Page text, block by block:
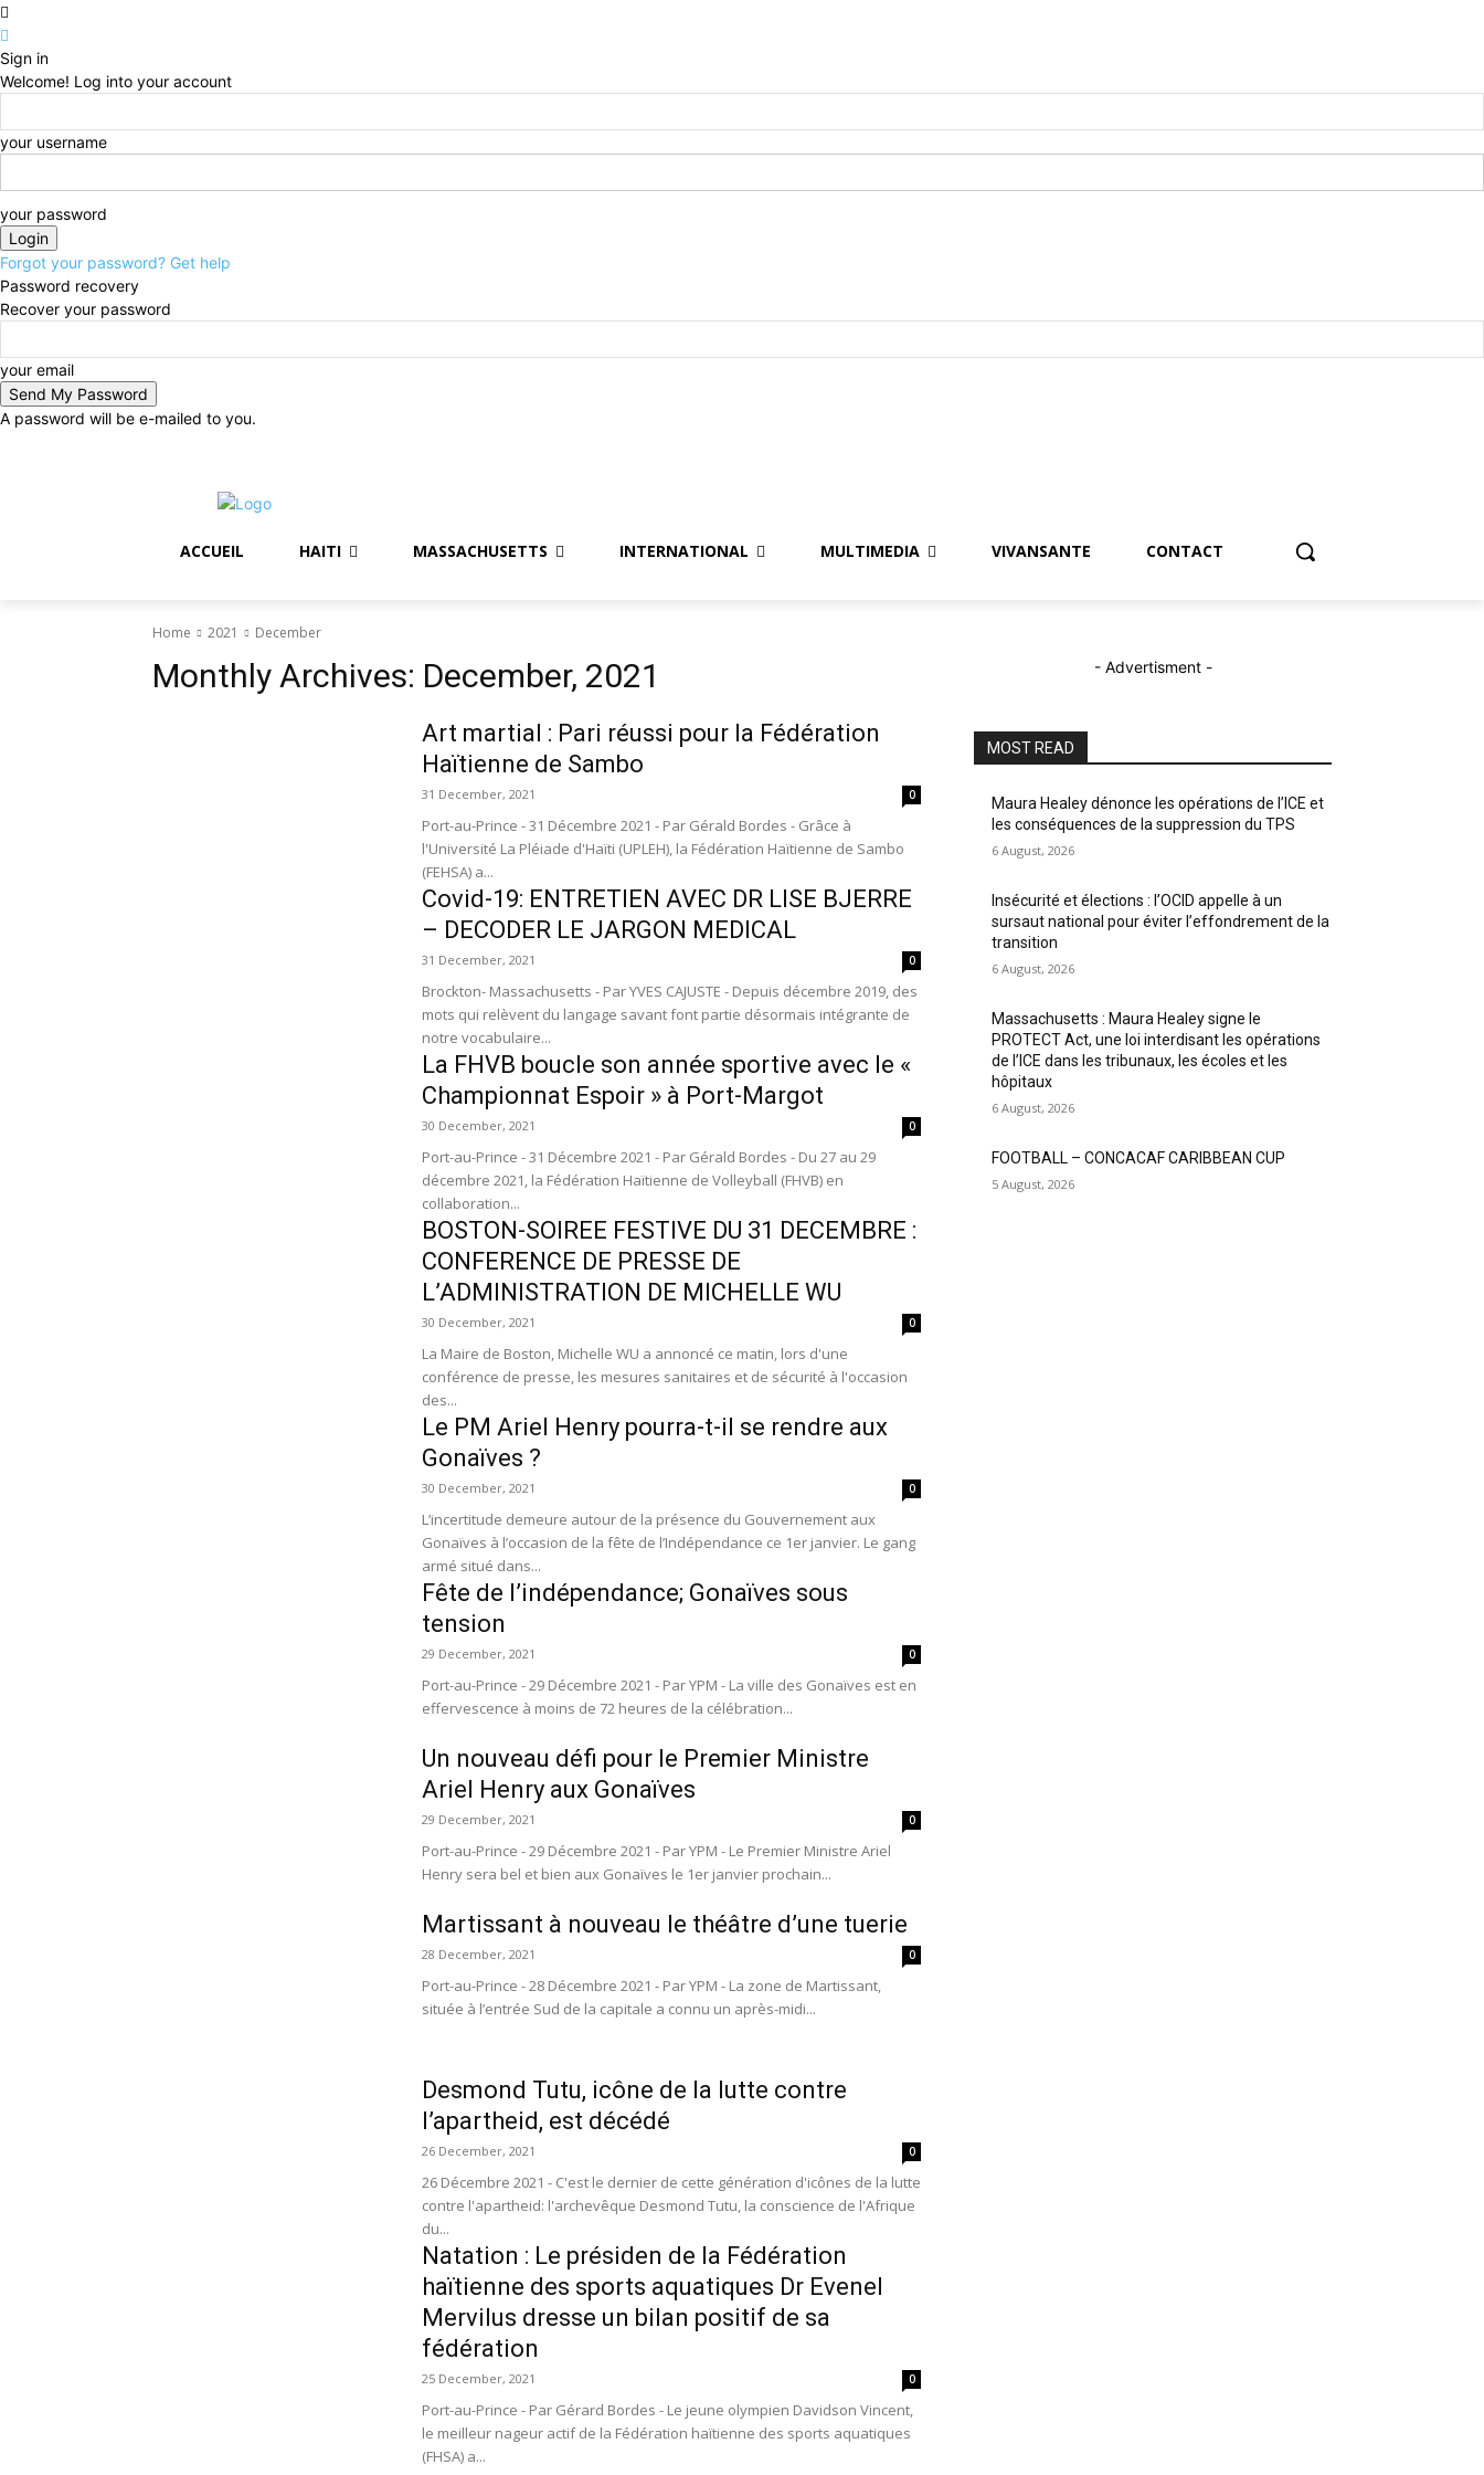
Sign in
Welcome! Log into your account
your username
your password
Forgot your password? Get help
Password recovery
Recover your password
your email
A password will be e-mailed to you.
ACCUEIL HAITI MASSACHUSETTS INTERNATIONAL MULTIMEDIA VIVANSANTE CONTACT
Home 2021 December
Monthly Archives: December, 2021
Art martial : Pari réussi pour la Fédération
Haïtienne de Sambo
31 December, 2021 0
Port-au-Prince - 31 Décembre 2021 - Par Gérald Bordes - Grâce à
l'Université La Pléiade d'Haïti (UPLEH), la Fédération Haïtienne de Sambo
(FEHSA) a...
Covid-19: ENTRETIEN AVEC DR LISE BJERRE
– DECODER LE JARGON MEDICAL
31 December, 2021 0
Brockton- Massachusetts - Par YVES CAJUSTE - Depuis décembre 2019, des
mots qui relèvent du langage savant font partie désormais intégrante de
notre vocabulaire...
La FHVB boucle son année sportive avec le «
Championnat Espoir » à Port-Margot
30 December, 2021 0
Port-au-Prince - 31 Décembre 2021 - Par Gérald Bordes - Du 27 au 29
décembre 2021, la Fédération Haïtienne de Volleyball (FHVB) en
collaboration...
BOSTON-SOIREE FESTIVE DU 31 DECEMBRE :
CONFERENCE DE PRESSE DE
L’ADMINISTRATION DE MICHELLE WU
30 December, 2021 0
La Maire de Boston, Michelle WU a annoncé ce matin, lors d'une
conférence de presse, les mesures sanitaires et de sécurité à l'occasion
des...
Le PM Ariel Henry pourra-t-il se rendre aux
Gonaïves ?
30 December, 2021 0
L’incertitude demeure autour de la présence du Gouvernement aux
Gonaïves à l’occasion de la fête de l’Indépendance ce 1er janvier. Le gang
armé situé dans...
Fête de l’indépendance; Gonaïves sous
tension
29 December, 2021 0
Port-au-Prince - 29 Décembre 2021 - Par YPM - La ville des Gonaïves est en
effervescence à moins de 72 heures de la célébration...
Un nouveau défi pour le Premier Ministre
Ariel Henry aux Gonaïves
29 December, 2021 0
Port-au-Prince - 29 Décembre 2021 - Par YPM - Le Premier Ministre Ariel
Henry sera bel et bien aux Gonaïves le 1er janvier prochain...
Martissant à nouveau le théâtre d’une tuerie
28 December, 2021 0
Port-au-Prince - 28 Décembre 2021 - Par YPM - La zone de Martissant,
située à l’entrée Sud de la capitale a connu un après-midi...
Desmond Tutu, icône de la lutte contre
l’apartheid, est décédé
26 December, 2021 0
26 Décembre 2021 - C'est le dernier de cette génération d'icônes de la lutte
contre l'apartheid: l'archevêque Desmond Tutu, la conscience de l'Afrique
du...
Natation : Le présiden de la Fédération
haïtienne des sports aquatiques Dr Evenel
Mervilus dresse un bilan positif de sa
fédération
25 December, 2021 0
Port-au-Prince - Par Gérard Bordes - Le jeune olympien Davidson Vincent,
le meilleur nageur actif de la Fédération haïtienne des sports aquatiques
(FHSA) a...
- Advertisment -
MOST READ
Maura Healey dénonce les opérations de l’ICE et
les conséquences de la suppression du TPS
6 August, 2026
Insécurité et élections : l’OCID appelle à un
sursaut national pour éviter l’effondrement de la
transition
6 August, 2026
Massachusetts : Maura Healey signe le
PROTECT Act, une loi interdisant les opérations
de l’ICE dans les tribunaux, les écoles et les
hôpitaux
6 August, 2026
FOOTBALL – CONCACAF CARIBBEAN CUP
5 August, 2026